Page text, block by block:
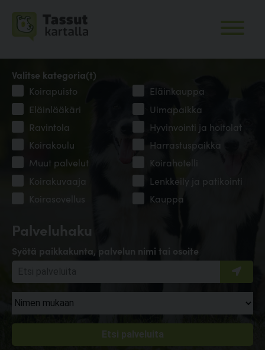
Palveluhaku
Syötä paikkakunta, palvelun nimi tai osoite
Valitse kategoria(t)
Koirapuisto
Eläinkauppa
Eläinlääkäri
Uimapaikka
Ravintola
Hyvinvointi ja hoitolat
Koirakoulu
Harrastuspaikka
Muut palvelut
Koirahotelli
Koirakuvaaja
Lenkkeily ja patikointi
Koirasovellus
Kauppa